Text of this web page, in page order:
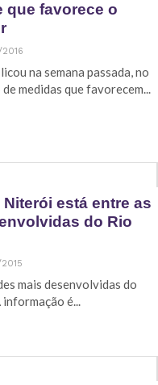
que favorece o
na semana passada, no
medidas que favorecem...
está entre as
do Rio
mais desenvolvidas do
é...